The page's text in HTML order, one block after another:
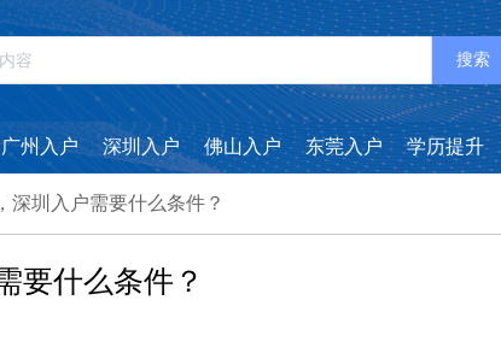
搜索
广州入户 深圳入户 佛山入户 东莞入户 学历提升
深圳入户需要什么条件？
要什么条件？